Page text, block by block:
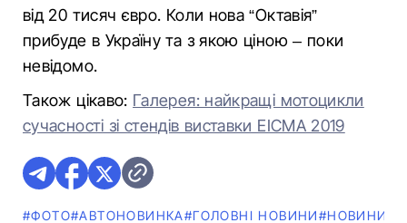
від 20 тисяч євро. Коли нова “Октавія”
прибуде в Україну та з якою ціною – поки
невідомо.
Також цікаво: Галерея: найкращі мотоцикли
сучасності зі стендів виставки EICMA 2019
#ФОТО#АВТОНОВИНКА#ГОЛОВНІ НОВИНИ#НОВИНИ